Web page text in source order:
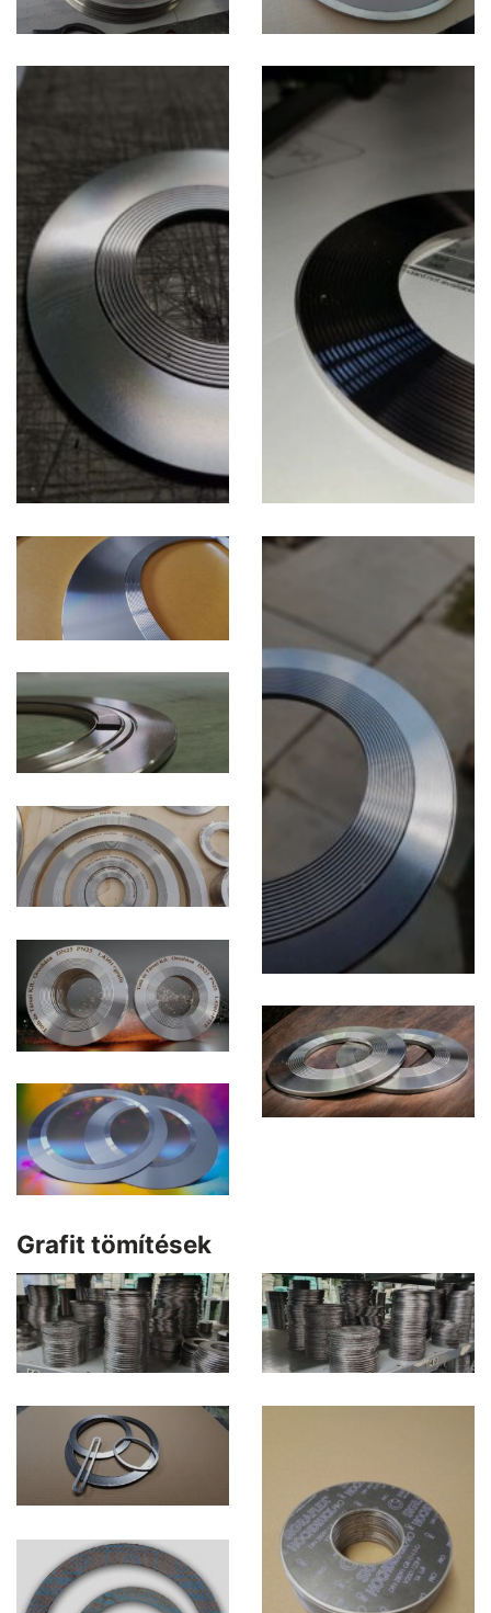
Grafit tömítések